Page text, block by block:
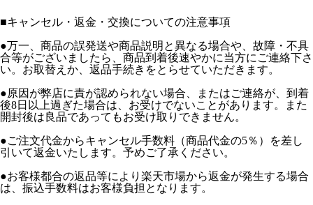
■キャンセル・返金・交換についての注意事項
●万一、商品の誤発送や商品説明と異なる場合や、故障・不具
合等がございましたら、商品到着後速やかに当方にご連絡下さ
い。お取替えか、返品手続きをとらせていただきます。
●原因が弊店に責が認められない場合、またはご連絡が、到着
後8日以上過ぎた場合は、お受けでないことがあります。また
開封後は良品であってもお受け取りできません。
●ご注文代金からキャンセル手数料（商品代金の5％）を差し
引いて返金いたします。予めご了承ください。
●お客様都合の返品等により楽天市場から返金が発生する場合
は、振込手数料はお客様負担となります。